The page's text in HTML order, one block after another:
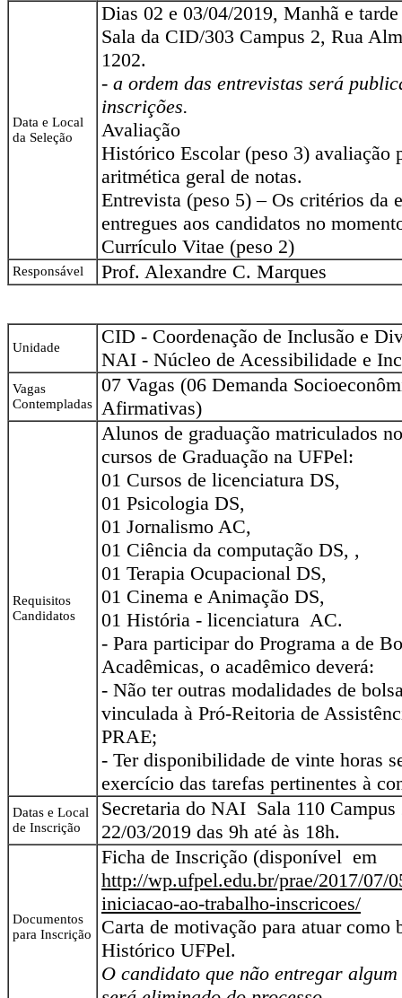
Data e Local
da Seleção
Dias 02 e 03/04/2019, Manhã e
Sala da CID/303 Campus 2, Rua
1202.
- a ordem das entrevistas será
inscrições.
Avaliação
Histórico Escolar (peso 3) avaliação
aritmética geral de notas.
Entrevista (peso 5) – Os critérios da
entregues aos candidatos no
Currículo Vitae (peso 2)
Responsável Prof. Alexandre C. Marques
Unidade
CID - Coordenação de Inclusão e
NAI - Núcleo de Acessibilidade e
Vagas
Contempladas
07 Vagas (06 Demanda
Afirmativas)
Requisitos
Candidatos
Alunos de graduação matriculados
cursos de Graduação na UFPel:
01 Cursos de licenciatura DS,
01 Psicologia DS,
01 Jornalismo AC,
01 Ciência da computação DS, ,
01 Terapia Ocupacional DS,
01 Cinema e Animação DS,
01 História - licenciatura AC.
- Para participar do Programa a de
Acadêmicas, o acadêmico deverá:
- Não ter outras modalidades de
vinculada à Pró-Reitoria de
PRAE;
- Ter disponibilidade de vinte horas
exercício das tarefas pertinentes à
Datas e Local
de Inscrição
Secretaria do NAI Sala 110 Campus
22/03/2019 das 9h até às 18h.
Documentos
para Inscrição
Ficha de Inscrição (disponível em
http://wp.ufpel.edu.br/prae/2017/07/
iniciacao-ao-trabalho-inscricoes/
Carta de motivação para atuar como
Histórico UFPel.
O candidato que não entregar algum